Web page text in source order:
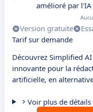
amélioré par
Version gratuite
Tarif sur demande
Découvrez Simplified
innovante pour la
artificielle, en
Voir plus de détails